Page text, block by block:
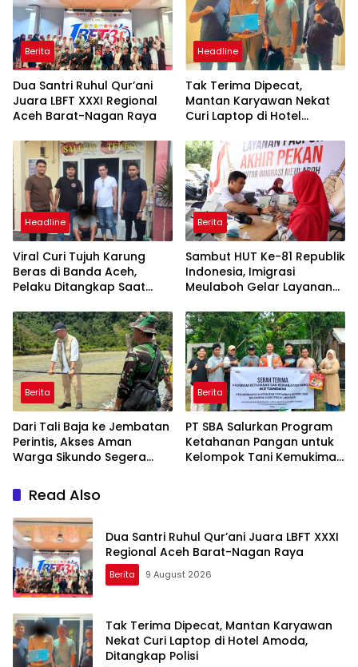
Berita
Dua Santri Ruhul Qur’ani
Juara LBFT XXXI Regional
Aceh Barat-Nagan Raya
Headline
Tak Terima Dipecat,
Mantan Karyawan Nekat
Curi Laptop di Hotel
Headline
Viral Curi Tujuh Karung
Beras di Banda Aceh,
Pelaku Ditangkap Saat
Berita
Sambut HUT Ke-81 Republik
Indonesia, Imigrasi
Meulaboh Gelar Layanan
Berita
Dari Tali Baja ke Jembatan
Perintis, Akses Aman
Warga Sikundo Segera
Berita
PT SBA Salurkan Program
Ketahanan Pangan untuk
Kelompok Tani Kemukiman
Read Also
Dua Santri Ruhul Qur’ani Juara LBFT XXXI
Regional Aceh Barat-Nagan Raya
Berita 9 August 2026
Tak Terima Dipecat, Mantan Karyawan
Nekat Curi Laptop di Hotel Amoda,
Ditangkap Polisi